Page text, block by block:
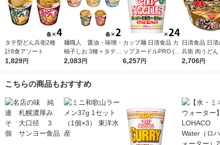
タテ型どん兵衛2種
計8食アソート
1,829円
麺職人 醤油・味噌・
柚子しお 3種＋タテ型
どん兵衛2種 各2食
2,083円
カップ麺 日清食品 カ
ップヌードルPRO (プ
ロ) 高たんぱく＆低糖
6,257円
日清食品 日
兵衛 肉うどん
麺 カップうど
2,706円
こちらの商品もおすすめ